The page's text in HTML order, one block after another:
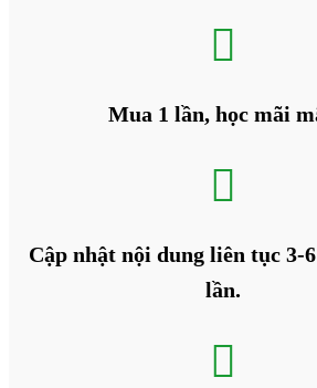

Mua 1 lần, học mãi

Cập nhật nội dung liên tục 3-
lần.
